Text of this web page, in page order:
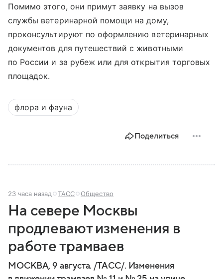
Помимо этого, они примут заявку на вызов
службы ветеринарной помощи на дому,
проконсультируют по оформлению ветеринарных
документов для путешествий с животными
по России и за рубеж или для открытия торговых
площадок.
флора и фауна
Поделиться
23 часа назад ТАСС Общество
На севере Москвы
продлевают изменения в
работе трамваев
МОСКВА, 9 августа. /ТАСС/. Изменения